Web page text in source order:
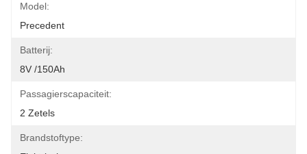
Model:
Precedent
Batterij:
8V /150Ah
Passagierscapaciteit:
2 Zetels
Brandstoftype: